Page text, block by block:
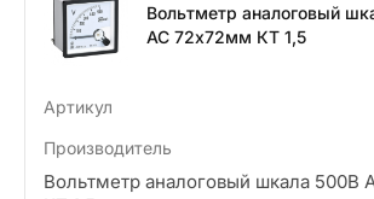
Вольтметр аналоговый
AC 72х72мм КТ 1,5
Артикул
Производитель
Вольтметр аналоговый шкала 500В